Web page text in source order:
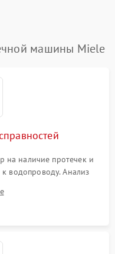
машины Miele
на наличие протечек и
водопроводу. Анализ
вращения
системы защиты